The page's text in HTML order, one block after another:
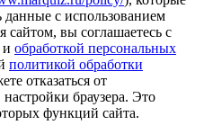
данные с использованием
сайтом, вы соглашаетесь с
и обработкой персональных
политикой обработки
отказаться от
браузера. Это
функций сайта.